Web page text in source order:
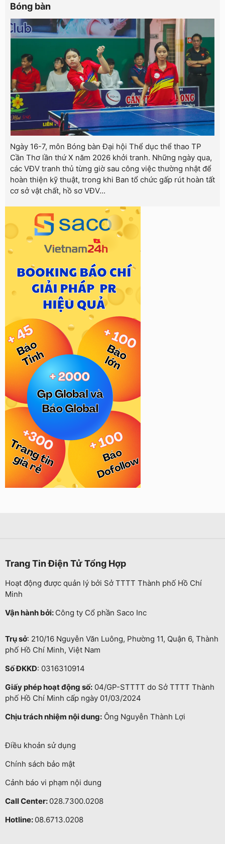
Bóng bàn
Ngày 16-7, môn Bóng bàn Đại hội Thể dục thể thao TP
Cần Thơ lần thứ X năm 2026 khởi tranh. Những ngày qua,
các VĐV tranh thủ từng giờ sau công việc thường nhật để
hoàn thiện kỹ thuật, trong khi Ban tổ chức gấp rút hoàn tất
cơ sở vật chất, hồ sơ VĐV...
Trang Tin Điện Tử Tổng Hợp
Hoạt động được quản lý bởi Sở TTTT Thành phố Hồ Chí
Minh
Vận hành bởi: Công ty Cổ phần Saco Inc
Trụ sở: 210/16 Nguyễn Văn Luông, Phường 11, Quận 6, Thành
phố Hồ Chí Minh, Việt Nam
Số ĐKKD: 0316310914
Giấy phép hoạt động số: 04/GP-STTTT do Sở TTTT Thành
phố Hồ Chí Minh cấp ngày 01/03/2024
Chịu trách nhiệm nội dung: Ông Nguyễn Thành Lợi
Điều khoản sử dụng
Chính sách bảo mật
Cảnh báo vi phạm nội dung
Call Center: 028.7300.0208
Hotline: 08.6713.0208